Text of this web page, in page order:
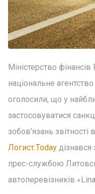
Міністерство
національне
оголосили, що у
застосовуватися
зобов'язань звітності
Логист.Today дізнався
прес-службою
автоперевізників